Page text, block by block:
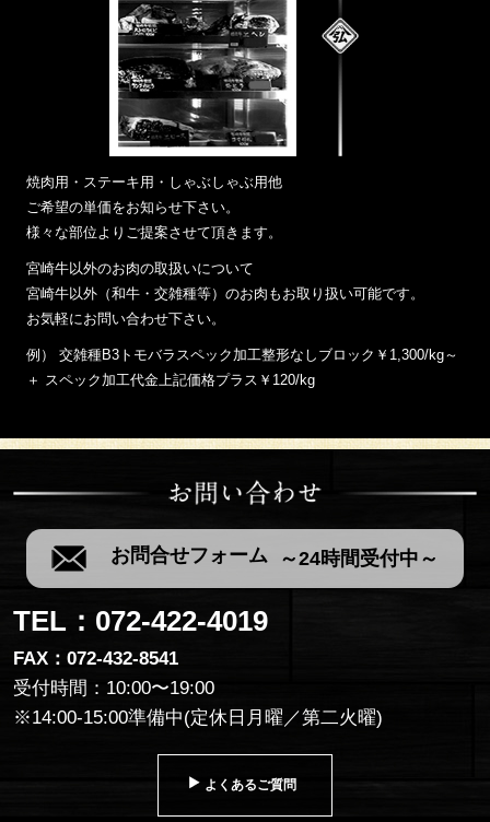
焼肉用・ステーキ用・しゃぶしゃぶ用他
ご希望の単価をお知らせ下さい。
様々な部位よりご提案させて頂きます。
宮崎牛以外のお肉の取扱いについて
宮崎牛以外（和牛・交雑種等）のお肉もお取り扱い可能です。
お気軽にお問い合わせ下さい。
例） 交雑種B3トモバラスペック加工整形なしブロック￥1,300/kg～
＋ スペック加工代金上記価格プラス￥120/kg
お問合せフォーム ～24時間受付中～
TEL：072-422-4019
FAX：072-432-8541
受付時間：10:00〜19:00
※14:00‐15:00準備中(定休日月曜／第二火曜)
よくあるご質問